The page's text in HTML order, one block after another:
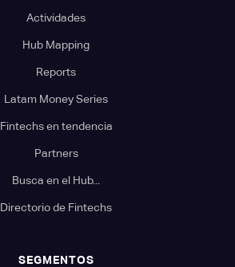
Actividades
Hub Mapping
Reports
Latam Money Series
Fintechs en tendencia
Partners
Busca en el Hub...
Directorio de Fintechs
SEGMENTOS